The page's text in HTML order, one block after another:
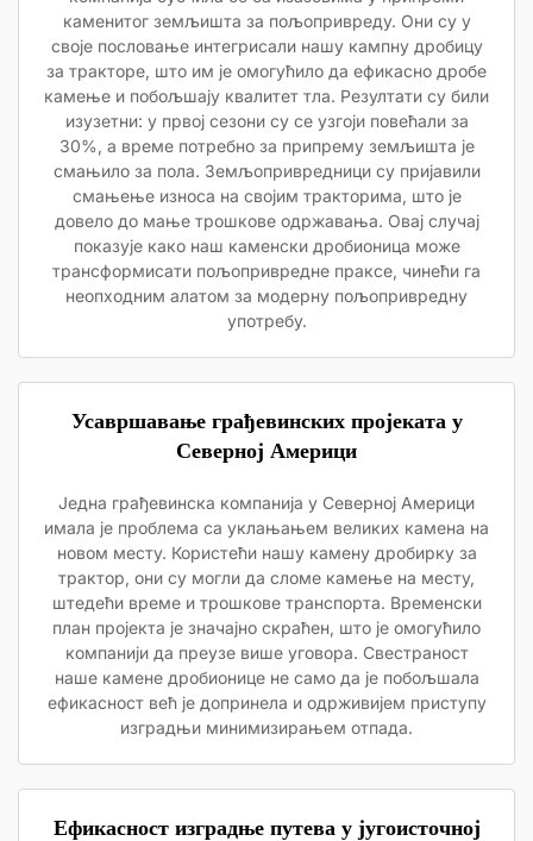
каменитог земљишта за пољопривреду. Они су у
своје пословање интегрисали нашу кампну дробицу
за тракторе, што им је омогућило да ефикасно дробе
камење и побољшају квалитет тла. Резултати су били
изузетни: у првој сезони су се узгоји повећали за
30%, а време потребно за припрему земљишта је
смањило за пола. Земљопривредници су пријавили
смањење износа на својим тракторима, што је
довело до мање трошкове одржавања. Овај случај
показује како наш каменски дробионица може
трансформисати пољопривредне праксе, чинећи га
неопходним алатом за модерну пољопривредну
употребу.
Усавршавање грађевинских пројеката у
Северној Америци
Једна грађевинска компанија у Северној Америци
имала је проблема са уклањањем великих камена на
новом месту. Користећи нашу камену дробирку за
трактор, они су могли да сломе камење на месту,
штедећи време и трошкове транспорта. Временски
план пројекта је значајно скраћен, што је омогућило
компанији да преузе више уговора. Свестраност
наше камене дробионице не само да је побољшала
ефикасност већ је допринела и одрживијем приступу
изградњи минимизирањем отпада.
Ефикасност изградње путева у југоисточној